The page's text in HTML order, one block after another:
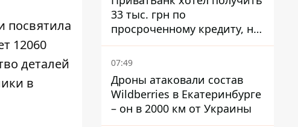
посвятила
12060
деталей
в
33 тыс. грн по
просроченному кредиту, но
суд взыскал с должницы
только 22 тыс. грн
07:49
Дроны атаковали состав
Wildberries в Екатеринбурге
– он в 2000 км от Украины